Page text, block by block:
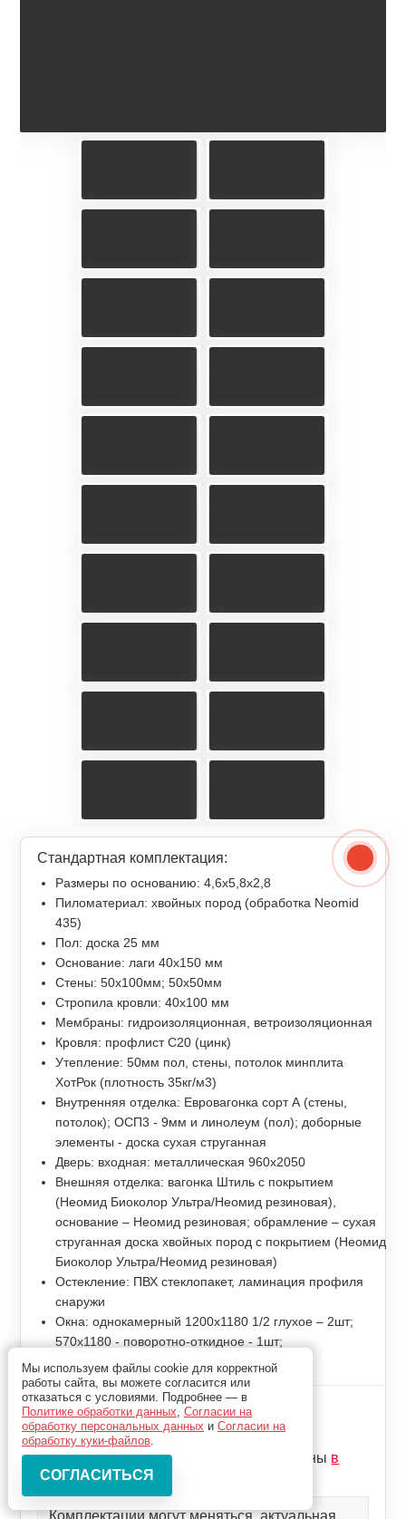
Стандартная комплектация:
Размеры по основанию: 4,6x5,8x2,8
Пиломатериал: хвойных пород (обработка Neomid
435)
Пол: доска 25 мм
Основание: лаги 40х150 мм
Стены: 50х100мм; 50х50мм
Стропила кровли: 40х100 мм
Мембраны: гидроизоляционная, ветроизоляционная
Кровля: профлист С20 (цинк)
Утепление: 50мм пол, стены, потолок минплита
ХотРок (плотность 35кг/м3)
Внутренняя отделка: Евровагонка сорт А (стены,
потолок); ОСП3 - 9мм и линолеум (пол); доборные
элементы - доска сухая струганная
Дверь: входная: металлическая 960x2050
Внешняя отделка: вагонка Штиль с покрытием
(Неомид Биоколор Ультра/Неомид резиновая),
основание – Неомид резиновая; обрамление – сухая
струганная доска хвойных пород с покрытием (Неомид
Биоколор Ультра/Неомид резиновая)
Остекление: ПВХ стеклопакет, ламинация профиля
снаружи
Окна: однокамерный 1200x1180 1/2 глухое – 2шт;
570x1180 - поворотно-откидное - 1шт;
Дополнительно: внутренние перегородки
Цена комплекта
1 023 000р
Цены может измениться, актуальные цены в
калькуляторе
Комплектации могут меняться, актуальная
Мы используем файлы cookie для корректной
работы сайта, вы можете согласится или
отказаться с условиями. Подробнее — в
Политике обработки данных, Согласии на
обработку персональных данных и Согласии на
обработку куки-файлов.